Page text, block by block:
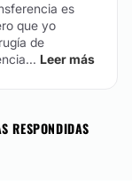
es
que yo
de
Leer más
RESPONDIDAS